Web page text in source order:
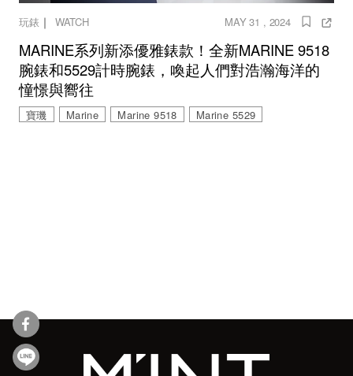
玩錶 ｜ WATCH MAY 31 , 2024
MARINE系列新添優雅錶款！全新MARINE 9518
腕錶和5529計時腕錶，喚起人們對浩瀚海洋的
憧憬與嚮往
寶璣 Marine Marine 9518 Marine 5529